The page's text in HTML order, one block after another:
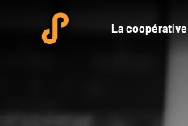
La coopérative